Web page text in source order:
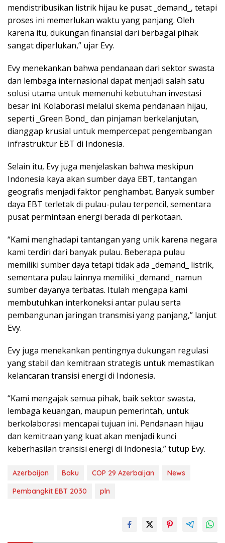
mendistribusikan listrik hijau ke pusat _demand_, tetapi
proses ini memerlukan waktu yang panjang. Oleh
karena itu, dukungan finansial dari berbagai pihak
sangat diperlukan,” ujar Evy.
Evy menekankan bahwa pendanaan dari sektor swasta
dan lembaga internasional dapat menjadi salah satu
solusi utama untuk memenuhi kebutuhan investasi
besar ini. Kolaborasi melalui skema pendanaan hijau,
seperti _Green Bond_ dan pinjaman berkelanjutan,
dianggap krusial untuk mempercepat pengembangan
infrastruktur EBT di Indonesia.
Selain itu, Evy juga menjelaskan bahwa meskipun
Indonesia kaya akan sumber daya EBT, tantangan
geografis menjadi faktor penghambat. Banyak sumber
daya EBT terletak di pulau-pulau terpencil, sementara
pusat permintaan energi berada di perkotaan.
“Kami menghadapi tantangan yang unik karena negara
kami terdiri dari banyak pulau. Beberapa pulau
memiliki sumber daya tetapi tidak ada _demand_ listrik,
sementara pulau lainnya memiliki _demand_ namun
sumber dayanya terbatas. Itulah mengapa kami
membutuhkan interkoneksi antar pulau serta
pembangunan jaringan transmisi yang panjang,” lanjut
Evy.
Evy juga menekankan pentingnya dukungan regulasi
yang stabil dan kemitraan strategis untuk memastikan
kelancaran transisi energi di Indonesia.
“Kami mengajak semua pihak, baik sektor swasta,
lembaga keuangan, maupun pemerintah, untuk
berkolaborasi mencapai tujuan ini. Pendanaan hijau
dan kemitraan yang kuat akan menjadi kunci
keberhasilan transisi energi di Indonesia,” tutup Evy.
Azerbaijan Baku COP 29 Azerbaijan
News
Pembangkit EBT 2030
pln